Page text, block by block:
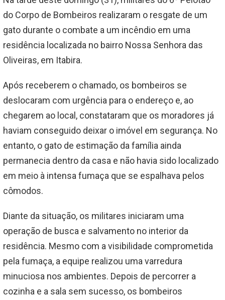
do Corpo de Bombeiros realizaram o resgate de um
gato durante o combate a um incêndio em uma
residência localizada no bairro Nossa Senhora das
Oliveiras, em Itabira.
Após receberem o chamado, os bombeiros se
deslocaram com urgência para o endereço e, ao
chegarem ao local, constataram que os moradores já
haviam conseguido deixar o imóvel em segurança. No
entanto, o gato de estimação da família ainda
permanecia dentro da casa e não havia sido localizado
em meio à intensa fumaça que se espalhava pelos
cômodos.
Diante da situação, os militares iniciaram uma
operação de busca e salvamento no interior da
residência. Mesmo com a visibilidade comprometida
pela fumaça, a equipe realizou uma varredura
minuciosa nos ambientes. Depois de percorrer a
cozinha e a sala sem sucesso, os bombeiros